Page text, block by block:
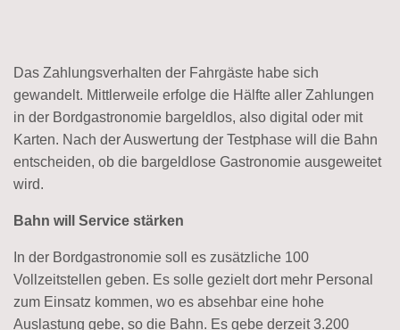
Das Zahlungsverhalten der Fahrgäste habe sich
gewandelt. Mittlerweile erfolge die Hälfte aller Zahlungen
in der Bordgastronomie bargeldlos, also digital oder mit
Karten. Nach der Auswertung der Testphase will die Bahn
entscheiden, ob die bargeldlose Gastronomie ausgeweitet
wird.
Bahn will Service stärken
In der Bordgastronomie soll es zusätzliche 100
Vollzeitstellen geben. Es solle gezielt dort mehr Personal
zum Einsatz kommen, wo es absehbar eine hohe
Auslastung gebe, so die Bahn. Es gebe derzeit 3.200